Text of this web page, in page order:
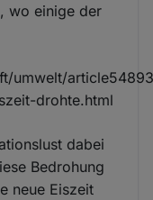
wo einige der
umwelt/
drohte.html
dabei
Bedrohung
neue Eiszeit